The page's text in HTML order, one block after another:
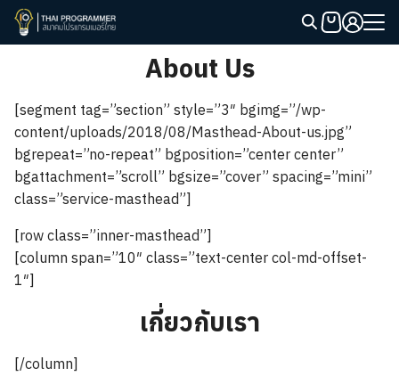
Skip
About Us
[segment tag=”section” style=”3″ bgimg=”/wp-
content/uploads/2018/08/Masthead-About-us.jpg”
bgrepeat=”no-repeat” bgposition=”center center”
bgattachment=”scroll” bgsize=”cover” spacing=”mini”
class=”service-masthead”]
[row class=”inner-masthead”]
[column span=”10″ class=”text-center col-md-offset-
1″]
เกี่ยวกับเรา
[/column]